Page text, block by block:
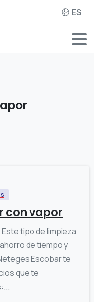
ES
con vapor
tipo de limpieza
de tiempo y
Escobar te
que te